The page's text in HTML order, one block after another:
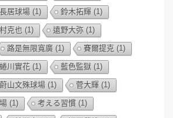
長居球場 (1) 鈴木拓輝 (1)
克也 (1) 遠野大弥 (1)
路是無限寬廣 (1) 賽爾提克 (1)
蜷川實花 (1) 藍色監獄 (1)
蔚山文殊球場 (1) 菅大輝 (1)
(1) 考える習慣 (1)